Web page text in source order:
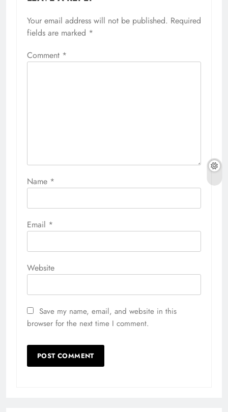
Your email address will not be published. Required
fields are marked *
Comment *
Name *
Email *
Website
Save my name, email, and website in this
browser for the next time I comment.